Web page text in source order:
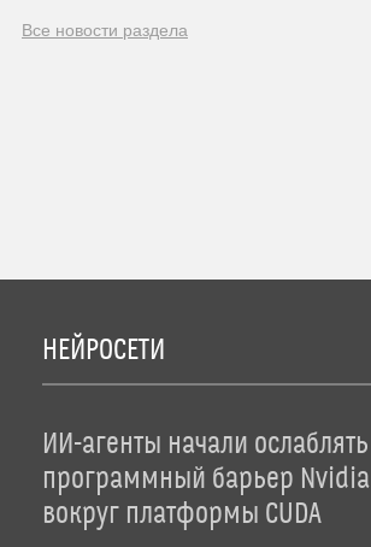
Все новости раздела
НЕЙРОСЕТИ
ИИ-агенты начали ослаблять
программный барьер Nvidia
вокруг платформы CUDA